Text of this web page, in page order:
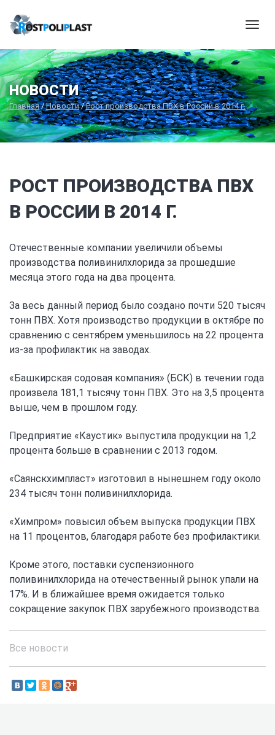
НОВОСТИ
Главная/Новости/Рост производства ПВХ в России в 2014 г.
РОСТ ПРОИЗВОДСТВА ПВХ
В РОССИИ В 2014 Г.
Отечественные компании увеличили объемы
производства поливинилхлорида за прошедшие
месяца этого года на два процента.
За весь данный период было создано почти 520 тысяч
тонн ПВХ. Хотя производство продукции в октябре по
сравнению с сентябрем уменьшилось на 22 процента
из-за профилактик на заводах.
«Башкирская содовая компания» (БСК) в течении года
произвела 181,1 тысячу тонн ПВХ. Это на 3,5 процента
выше, чем в прошлом году.
Предприятие «Каустик» выпустила продукции на 1,2
процента больше в сравнении с 2013 годом.
«Саянскхимпласт» изготовил в нынешнем году около
234 тысяч тонн поливинилхлорида.
«Химпром» повысил объем выпуска продукции ПВХ
на 11 процентов, благодаря работе без профилактики.
Кроме этого, поставки суспензионного
поливинилхлорида на отечественный рынок упали на
17%. И в ближайшее время ожидается только
сокращение закупок ПВХ зарубежного производства.
Все новости